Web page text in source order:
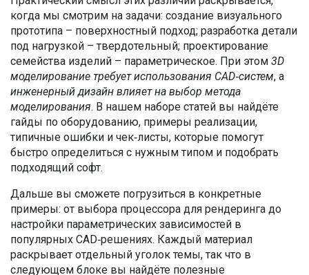
когда мы смотрим на задачи: создание визуального
прототипа – поверхностный подход; разработка детали
под нагрузкой – твердотельный; проектирование
семейства изделий – параметрическое. При этом 3D
моделирование требует использования CAD‑систем, а
инженерный дизайн влияет на выбор метода
моделирования. В нашем наборе статей вы найдёте
гайды по оборудованию, примеры реализации,
типичные ошибки и чек‑листы, которые помогут
быстро определиться с нужным типом и подобрать
подходящий софт.
Дальше вы сможете погрузиться в конкретные
примеры: от выбора процессора для рендеринга до
настройки параметрических зависимостей в
популярных CAD‑решениях. Каждый материал
раскрывает отдельный уголок темы, так что в
следующем блоке вы найдёте полезные